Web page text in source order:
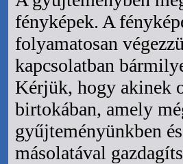
fényképek. A
folyamatosan
kapcsolatban
Kérjük, hogy akinek
birtokában, amely
gyűjteményünkben
másolatával